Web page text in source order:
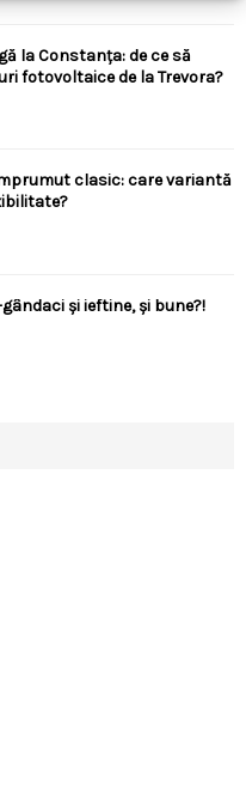
la Constanța: de ce să
fotovoltaice de la Trevora?
clasic: care variantă
și ieftine, și bune?!